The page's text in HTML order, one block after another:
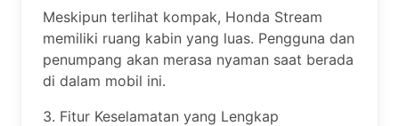
Meskipun terlihat kompak, Honda Stream
memiliki ruang kabin yang luas. Pengguna dan
penumpang akan merasa nyaman saat berada
di dalam mobil ini.
3. Fitur Keselamatan yang Lengkap